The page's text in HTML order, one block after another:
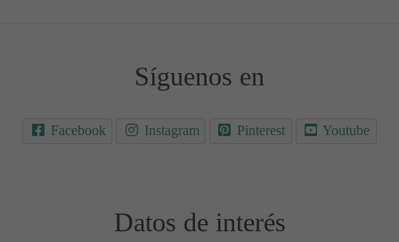
Síguenos en
Facebook Instagram Pinterest Youtube
Datos de interés